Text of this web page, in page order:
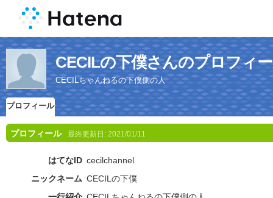
CECILの下僕さんのプロフィ
CECILちゃんねるの下僕側の人
プロフィール
プロフィール 最終更新日: 2021/01/11
はてなID cecilchannel
ニックネーム CECILの下僕